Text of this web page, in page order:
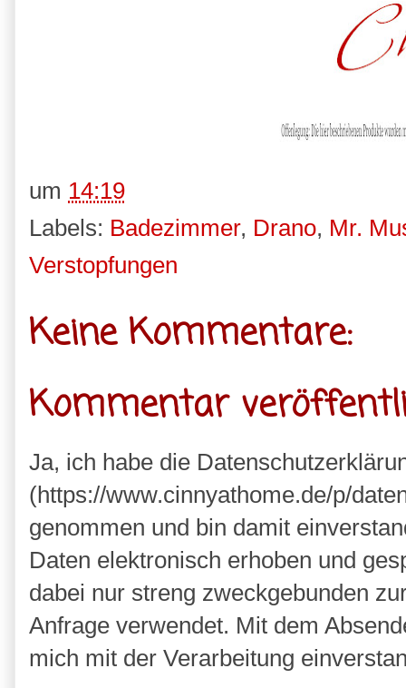
um 14:19
Labels: Badezimmer, Drano, Mr.
Verstopfungen
Keine Kommentare:
Kommentar
Ja, ich habe die
(https://www.cinnyathome.de/p/
genommen und bin damit
Daten elektronisch erhoben und
dabei nur streng zweckgebunden
Anfrage verwendet. Mit dem
mich mit der Verarbeitung